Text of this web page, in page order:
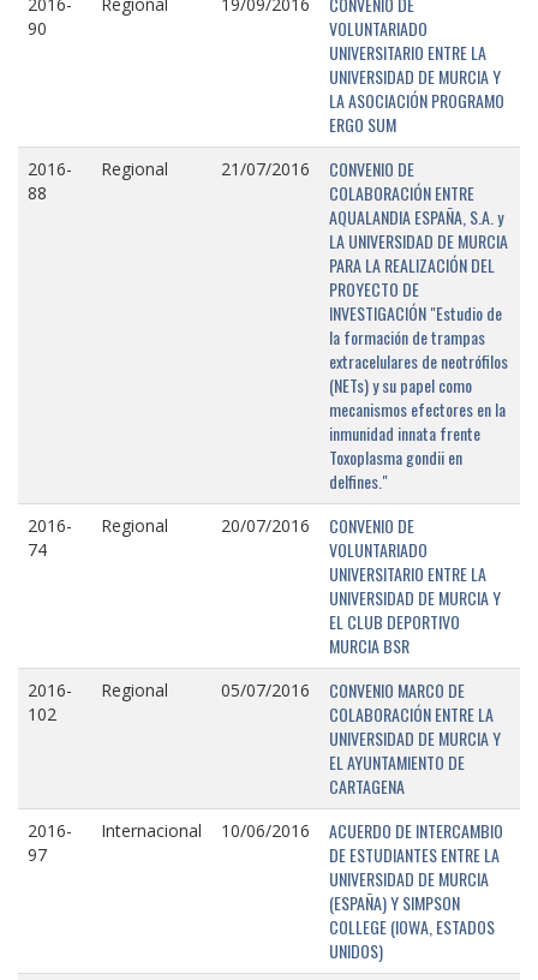
90
VOLUNTARIADO
UNIVERSITARIO ENTRE LA
UNIVERSIDAD DE MURCIA Y
LA ASOCIACIÓN PROGRAMO
ERGO SUM
2016-
88
Regional 21/07/2016
CONVENIO DE
COLABORACIÓN ENTRE
AQUALANDIA ESPAÑA, S.A. y
LA UNIVERSIDAD DE MURCIA
PARA LA REALIZACIÓN DEL
PROYECTO DE
INVESTIGACIÓN "Estudio de
la formación de trampas
extracelulares de neotrófilos
(NETs) y su papel como
mecanismos efectores en la
inmunidad innata frente
Toxoplasma gondii en
delfines."
2016-
74
Regional 20/07/2016
CONVENIO DE
VOLUNTARIADO
UNIVERSITARIO ENTRE LA
UNIVERSIDAD DE MURCIA Y
EL CLUB DEPORTIVO
MURCIA BSR
2016-
102
Regional 05/07/2016
CONVENIO MARCO DE
COLABORACIÓN ENTRE LA
UNIVERSIDAD DE MURCIA Y
EL AYUNTAMIENTO DE
CARTAGENA
2016-
97
Internacional 10/06/2016
ACUERDO DE INTERCAMBIO
DE ESTUDIANTES ENTRE LA
UNIVERSIDAD DE MURCIA
(ESPAÑA) Y SIMPSON
COLLEGE (IOWA, ESTADOS
UNIDOS)